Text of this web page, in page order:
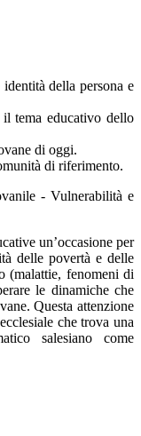
della persona e
il tema educativo dello
di oggi.
di riferimento.
- Vulnerabilità e
un’occasione per
delle povertà e delle
(malattie, fenomeni di
le dinamiche che
Questa attenzione
che trova una
salesiano come